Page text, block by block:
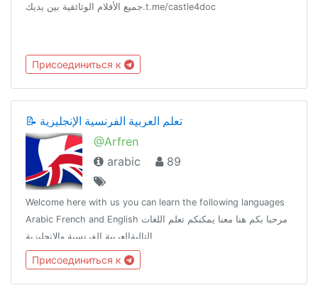
جميع الأفلام الوثائقية بين يديك.t.me/castle4doc
Присоединиться к
📝 تعلم العربية الفرنسية الإنجليزية
@Arfren
arabic
89
Welcome here with us you can learn the following languages
Arabic French and English مرحبا بكم هنا معنا يمكنكم تعلم اللغات
التاليةالعربية الفرنسية والإنجليزية
Присоединиться к